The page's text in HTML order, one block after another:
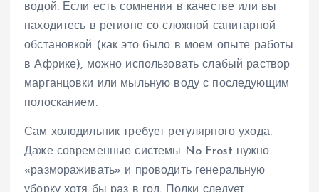
водой. Если есть сомнения в качестве или вы
находитесь в регионе со сложной санитарной
обстановкой (как это было в моем опыте работы
в Африке), можно использовать слабый раствор
марганцовки или мыльную воду с последующим
полосканием.
Сам холодильник требует регулярного ухода.
Даже современные системы No Frost нужно
«размораживать» и проводить генеральную